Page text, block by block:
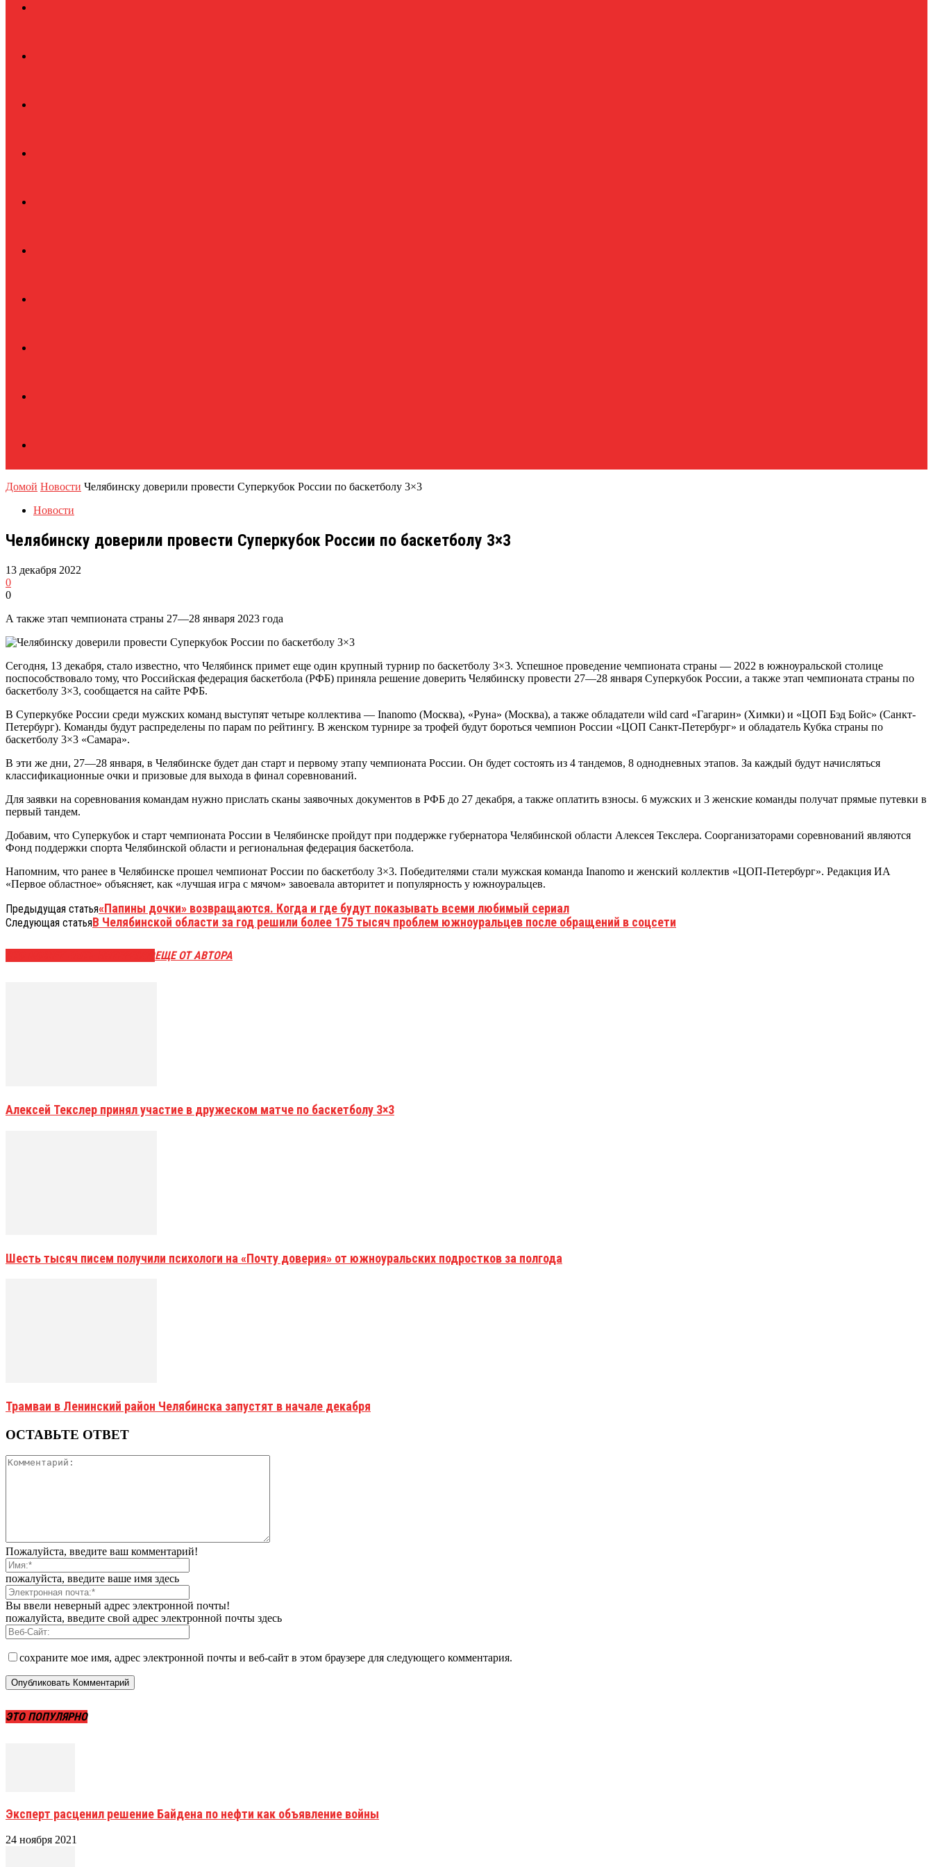
Домой Новости Челябинску доверили провести Суперкубок России по баскетболу 3×3
Новости
Челябинску доверили провести Суперкубок России по баскетболу 3×3
13 декабря 2022
0
0
А также этап чемпионата страны 27—28 января 2023 года
Сегодня, 13 декабря, стало известно, что Челябинск примет еще один крупный турнир по баскетболу 3×3. Успешное проведение чемпионата страны — 2022 в южноуральской столице
поспособствовало тому, что Российская федерация баскетбола (РФБ) приняла решение доверить Челябинску провести 27—28 января Суперкубок России, а также этап чемпионата страны по
баскетболу 3×3, сообщается на сайте РФБ.
В Суперкубке России среди мужских команд выступят четыре коллектива — Inanomo (Москва), «Руна» (Москва), а также обладатели wild card «Гагарин» (Химки) и «ЦОП Бэд Бойс» (Санкт-
Петербург). Команды будут распределены по парам по рейтингу. В женском турнире за трофей будут бороться чемпион России «ЦОП Санкт-Петербург» и обладатель Кубка страны по
баскетболу 3×3 «Самара».
В эти же дни, 27—28 января, в Челябинске будет дан старт и первому этапу чемпионата России. Он будет состоять из 4 тандемов, 8 однодневных этапов. За каждый будут начисляться
классификационные очки и призовые для выхода в финал соревнований.
Для заявки на соревнования командам нужно прислать сканы заявочных документов в РФБ до 27 декабря, а также оплатить взносы. 6 мужских и 3 женские команды получат прямые путевки в
первый тандем.
Добавим, что Суперкубок и старт чемпионата России в Челябинске пройдут при поддержке губернатора Челябинской области Алексея Текслера. Соорганизаторами соревнований являются
Фонд поддержки спорта Челябинской области и региональная федерация баскетбола.
Напомним, что ранее в Челябинске прошел чемпионат России по баскетболу 3×3. Победителями стали мужская команда Inanomo и женский коллектив «ЦОП-Петербург». Редакция ИА
«Первое областное» объясняет, как «лучшая игра с мячом» завоевала авторитет и популярность у южноуральцев.
Предыдущая статья«Папины дочки» возвращаются. Когда и где будут показывать всеми любимый сериал
Следующая статьяВ Челябинской области за год решили более 175 тысяч проблем южноуральцев после обращений в соцсети
ЕЩЕ ОТ АВТОРА
Алексей Текслер принял участие в дружеском матче по баскетболу 3×3
Шесть тысяч писем получили психологи на «Почту доверия» от южноуральских подростков за полгода
Трамваи в Ленинский район Челябинска запустят в начале декабря
ОСТАВЬТЕ ОТВЕТ
Пожалуйста, введите ваш комментарий!
пожалуйста, введите ваше имя здесь
Вы ввели неверный адрес электронной почты!
пожалуйста, введите свой адрес электронной почты здесь
сохраните мое имя, адрес электронной почты и веб-сайт в этом браузере для следующего комментария.
ЭТО ПОПУЛЯРНО
Эксперт расценил решение Байдена по нефти как объявление войны
24 ноября 2021